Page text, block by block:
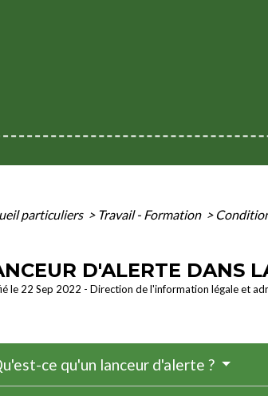
particuliers > Travail - Formation >
D'ALERTE DANS
le 22 Sep 2022 - Direction de l'information légale et
ce qu'un lanceur d'alerte ?